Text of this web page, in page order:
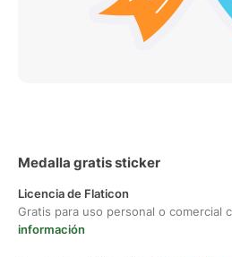
Medalla gratis sticker
Licencia de Flaticon
Gratis para uso personal o comercial
información